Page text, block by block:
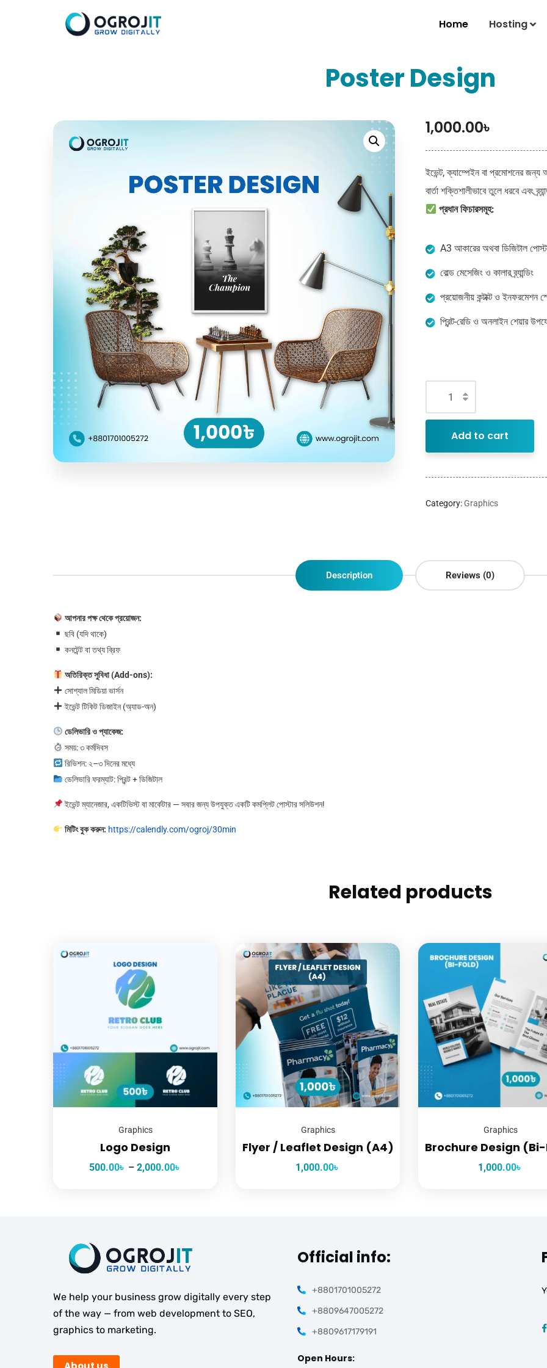
Home Hosting
Poster Design
1,000.00৳
ইভেন্ট, ক্যাম্পেইন বা প্রমোশনের জন্য
বার্তা শক্তিশালীভাবে তুলে ধরবে এবং
প্রধান ফিচারসমূহ:
A3 আকারের অথবা ডিজিটাল
বোল্ড মেসেজিং ও কালার ব্র্যান্ডিং
প্রয়োজনীয় কন্টাক্ট ও ইনফরমেশন
প্রিন্ট-রেডি ও অনলাইন শেয়ার
Add to cart
Category:Graphics
Description Reviews (0)
আপনার পক্ষ থেকে প্রয়োজন:
ছবি (যদি থাকে)
কনটেন্ট বা তথ্য ব্রিফ
অতিরিক্ত সুবিধা (Add-ons):
সোশ্যাল মিডিয়া ভার্সন
ইভেন্ট টিকিট ডিজাইন (অ্যাড-অন)
ডেলিভারি ও প্যাকেজ:
সময়: ৩ কর্মদিবস
রিভিশন: ২–৩ দিনের মধ্যে
ডেলিভারি ফরম্যাট: প্রিন্ট + ডিজিটাল
ইভেন্ট ম্যানেজার, একটিভিস্ট বা মার্কেটার — সবার জন্য উপযুক্ত একটি কমপ্লিট পোস্টার সলিউশন!
মিটিং বুক করুন: https://calendly.com/ogroj/30min
Related products
Graphics
Logo Design
500.00৳ – 2,000.00৳
Graphics
Flyer / Leaflet Design (A4)
1,000.00৳
Graphics
Brochure Design
1,000.00৳
We help your business grow digitally every step
of the way — from web development to SEO,
graphics to marketing.
Official info:
+8801701005272
+8809647005272
+8809617179191
Open Hours: